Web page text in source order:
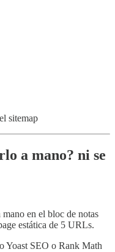
sitemap
a mano? ni se
en el bloc de notas
estática de 5 URLs.
Yoast SEO o Rank Math